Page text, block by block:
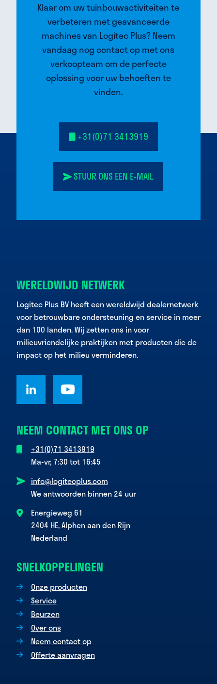
Klaar om uw tuinbouwactiviteiten te
verbeteren met geavanceerde
machines van Logitec Plus? Neem
vandaag nog contact op met ons
verkoopteam om de perfecte
oplossing voor uw behoeften te
vinden.
+31(0)71 3413919
STUUR ONS EEN E-MAIL
WERELDWIJD NETWERK
Logitec Plus BV heeft een wereldwijd dealernetwerk
voor betrouwbare ondersteuning en service in meer
dan 100 landen. Wij zetten ons in voor
milieuvriendelijke praktijken met producten die de
impact op het milieu verminderen.
NEEM CONTACT MET ONS OP
+31(0)71 3413919
Ma-vr, 7:30 tot 16:45
info@logitecplus.com
We antwoorden binnen 24 uur
Energieweg 61
2404 HE, Alphen aan den Rijn
Nederland
SNELKOPPELINGEN
Onze producten
Service
Beurzen
Over ons
Neem contact op
Offerte aanvragen